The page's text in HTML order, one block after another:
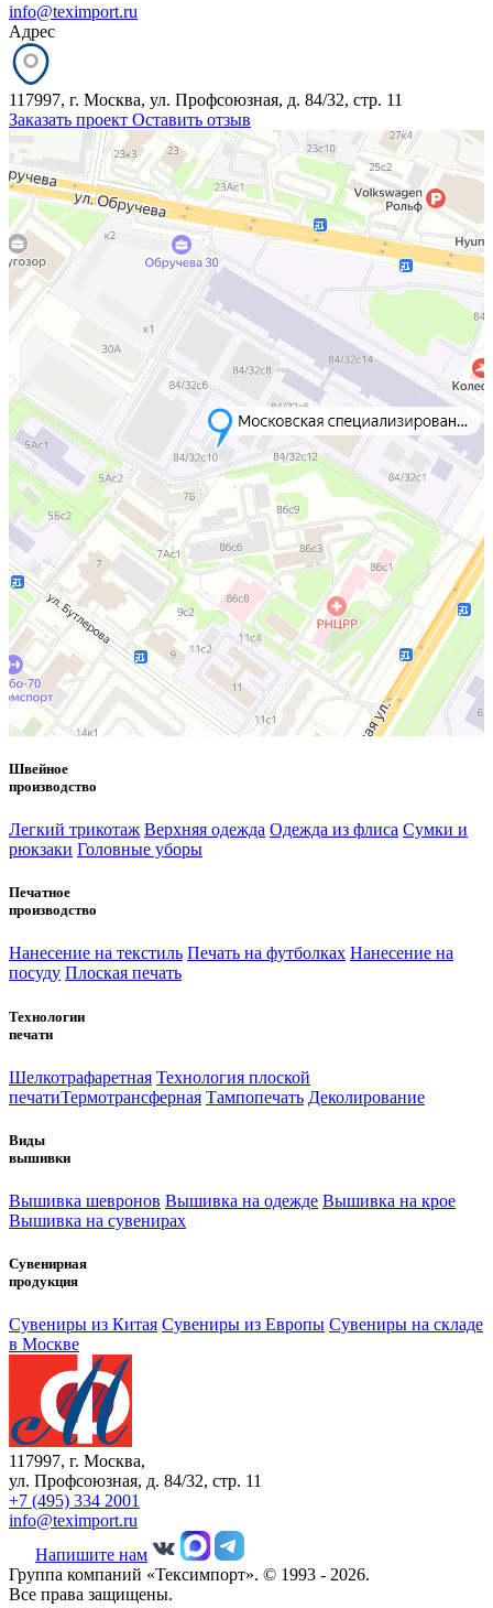
info@teximport.ru
Адрес
117997, г. Москва, ул. Профсоюзная, д. 84/32, стр. 11
Заказать проект Оставить отзыв
Швейное
производство
Легкий трикотаж Верхняя одежда Одежда из флиса Сумки и
рюкзаки Головные уборы
Печатное
производство
Нанесение на текстиль Печать на футболках Нанесение на
посуду Плоская печать
Технологии
печати
Шелкотрафаретная Технология плоской
печатиТермотрансферная Тампопечать Деколирование
Виды
вышивки
Вышивка шевронов Вышивка на одежде Вышивка на крое
Вышивка на сувенирах
Сувенирная
продукция
Сувениры из Китая Сувениры из Европы Сувениры на складе
в Москве
117997, г. Москва,
ул. Профсоюзная, д. 84/32, стр. 11
+7 (495) 334 2001
info@teximport.ru
Напишите нам
Группа компаний «Тексимпорт». © 1993 - 2026.
Все права защищены.